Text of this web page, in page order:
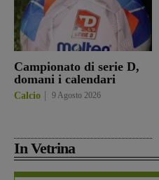
Campionato di serie D,
domani i calendari
Calcio 9 Agosto 2026
In Vetrina